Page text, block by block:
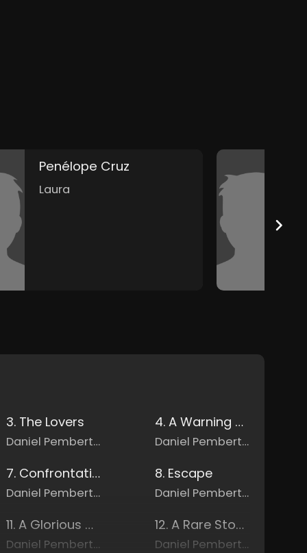
Penélope Cruz
Laura
3. The Lovers
Daniel Pemberton
4. A Warning Moral Decisions
Daniel Pemberton
7. Confrontation And Conspiracy
Daniel Pemberton
8. Escape
Daniel Pemberton
11. A Glorious Woman
Daniel Pemberton
12. A Rare Stone Cautionary Tale
Daniel Pemberton